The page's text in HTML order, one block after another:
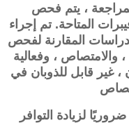
، يتم فحص
المتاحة. تم إجراء
المقارنة لفحص
، والامتصاص ، وفعالية
، غير قابل للذوبان في
لزيادة التوافر